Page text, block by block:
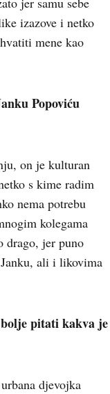
izazove i netko
mene kao
Popoviću
on je kulturan
s kime radim
nema potrebu
kolegama
drago, jer puno
ali i likovima
pitati kakva je
djevojka